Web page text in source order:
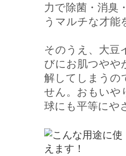
力で除菌・消臭
うマルチな才能
そのうえ、大豆
びにお肌つや
解してしまうの
せん。おもいや
球にも平等にや